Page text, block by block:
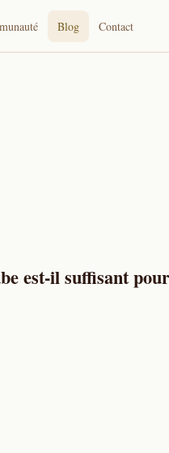
Blog Contact
est-il suffisant pour